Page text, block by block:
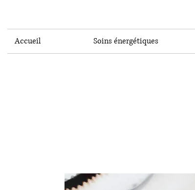
Accueil Soins énergétiques